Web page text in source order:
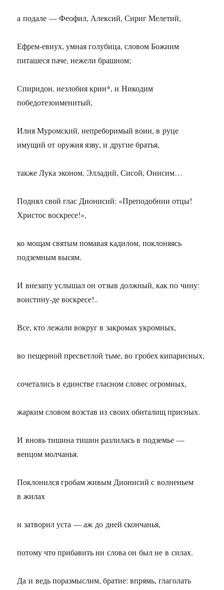
а подале — Феофил, Алексий, Сириг Мелетий,
Ефрем-евнух, умная голубица, словом Божиим
питашеся паче, нежели брашном;
Спиридон, незлобия крин*, и Никодим
победотезоименитый,
Илия Муромский, непреборимый воин, в руце
имущий от оружия язву, и другие братья,
также Лука эконом, Элладий, Сисой, Онисим…
Поднял свой глас Дионисий: «Преподобнии отцы!
Христос воскресе!»,
ко мощам святым помавая кадилом, поклоняясь
подземным высям.
И внезапу услышал он отзыв должный, как по чину:
воистину-де воскресе!..
Все, кто лежали вокруг в закромах укромных,
во пещерной пресветлой тьме, во гробех кипарисных,
сочетались в единстве гласном словес огромных,
жарким словом возстав из своих обиталищ присных.
И вновь тишина тишин разлилась в подземье —
венцом молчанья.
Поклонился гробам живым Дионисий с волненьем
в жилах
и затворил уста — аж до дней скончанья,
потому что прибавить ни слова он был не в силах.
Да и ведь поразмыслим, братие: впрямь, глаголать